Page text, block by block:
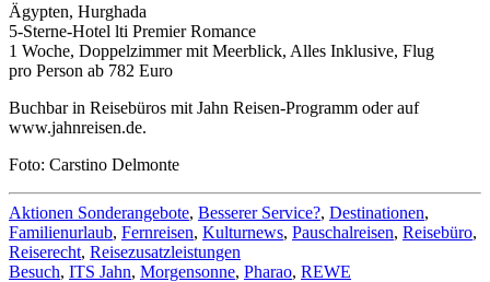
Ägypten, Hurghada
5-Sterne-Hotel lti Premier Romance
1 Woche, Doppelzimmer mit Meerblick, Alles Inklusive, Flug
pro Person ab 782 Euro
Buchbar in Reisebüros mit Jahn Reisen-Programm oder auf
www.jahnreisen.de.
Foto: Carstino Delmonte
Aktionen Sonderangebote, Besserer Service?, Destinationen,
Familienurlaub, Fernreisen, Kulturnews, Pauschalreisen, Reisebüro,
Reiserecht, Reisezusatzleistungen
Besuch, ITS Jahn, Morgensonne, Pharao, REWE